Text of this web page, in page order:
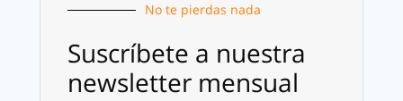
No te pierdas nada
Suscríbete a nuestra
newsletter mensual